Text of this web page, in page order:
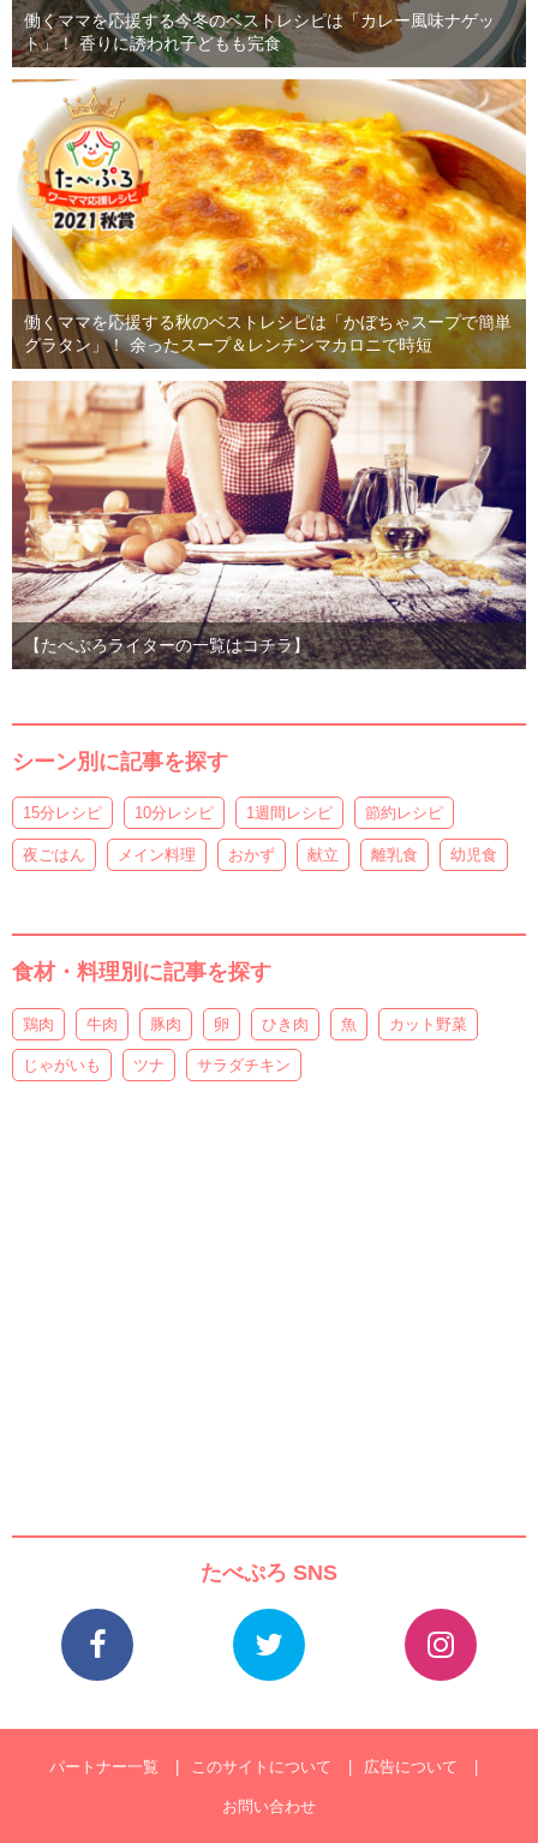
働くママを応援する今冬のベストレシピは「カレー風味ナゲッ
ト」！ 香りに誘われ子どもも完食
働くママを応援する秋のベストレシピは「かぼちゃスープで簡単
グラタン」！ 余ったスープ＆レンチンマカロニで時短
【たべぷろライターの一覧はコチラ】
シーン別に記事を探す
15分レシピ 10分レシピ 1週間レシピ 節約レシピ
夜ごはん メイン料理 おかず 献立 離乳食 幼児食
食材・料理別に記事を探す
鶏肉 牛肉 豚肉 卵 ひき肉 魚 カット野菜
じゃがいも ツナ サラダチキン
たべぷろ SNS
パートナー一覧 このサイトについて 広告について
お問い合わせ